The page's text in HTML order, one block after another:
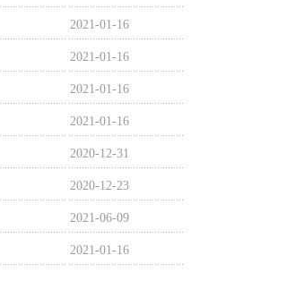
2021-01-16
2021-01-16
2021-01-16
2021-01-16
2020-12-31
2020-12-23
2021-06-09
2021-01-16